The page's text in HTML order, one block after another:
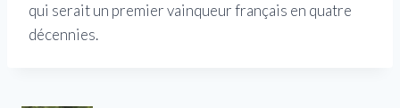
qui serait un premier vainqueur français en quatre
décennies.